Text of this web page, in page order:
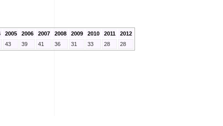
2005 2006 2007 2008 2009 2010 2011
2012
43 39 41 36 31 33 28 28